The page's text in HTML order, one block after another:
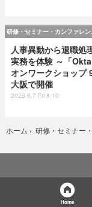
研修・セミナー・カンファレン
人事異動から退職処
実務を体験 ～「
オンワークショップ
大阪で開催
2026.8.7 Fri 8:10
ホーム › 研修・セミナー
Home